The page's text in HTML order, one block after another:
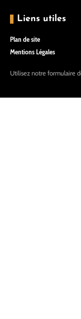
Liens utiles
Plan de site
Mentions Légales
Utilisez notre formulaire